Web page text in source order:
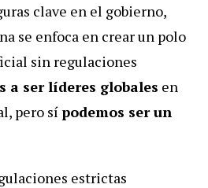
clave en el gobierno,
se enfoca en crear un polo
sin regulaciones
a ser líderes globales en
pero sípodemos ser un
estrictas